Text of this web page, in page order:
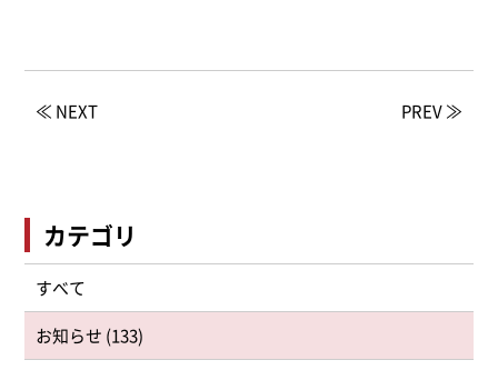
≪ NEXT PREV ≫
カテゴリ
すべて
お知らせ (133)